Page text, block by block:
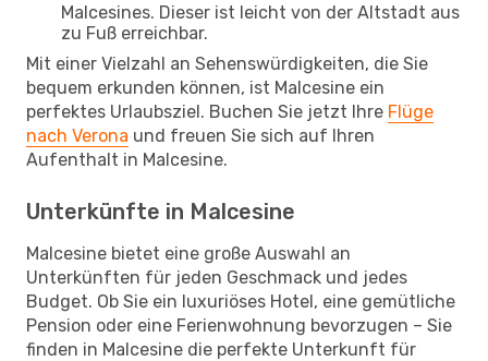
Malcesines. Dieser ist leicht von der Altstadt aus
zu Fuß erreichbar.
Mit einer Vielzahl an Sehenswürdigkeiten, die Sie
bequem erkunden können, ist Malcesine ein
perfektes Urlaubsziel. Buchen Sie jetzt Ihre Flüge
nach Verona und freuen Sie sich auf Ihren
Aufenthalt in Malcesine.
Unterkünfte in Malcesine
Malcesine bietet eine große Auswahl an
Unterkünften für jeden Geschmack und jedes
Budget. Ob Sie ein luxuriöses Hotel, eine gemütliche
Pension oder eine Ferienwohnung bevorzugen – Sie
finden in Malcesine die perfekte Unterkunft für